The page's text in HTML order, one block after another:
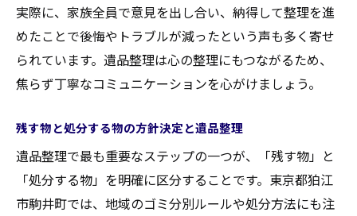
実際に、家族全員で意見を出し合い、納得して整理を進
めたことで後悔やトラブルが減ったという声も多く寄せ
られています。遺品整理は心の整理にもつながるため、
焦らず丁寧なコミュニケーションを心がけましょう。
残す物と処分する物の方針決定と遺品整理
遺品整理で最も重要なステップの一つが、「残す物」と
「処分する物」を明確に区分することです。東京都狛江
市駒井町では、地域のゴミ分別ルールや処分方法にも注